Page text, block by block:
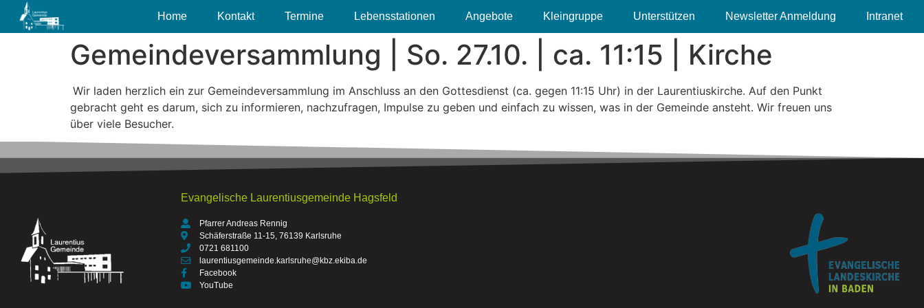
Home Kontakt Termine Lebensstationen Angebote Kleingruppe Unterstützen Newsletter Anmeldung Intranet
Gemeindeversammlung | So. 27.10. | ca. 11:15 | Kirche
Wir laden herzlich ein zur Gemeindeversammlung im Anschluss an den Gottesdienst (ca. gegen 11:15 Uhr) in der Laurentiuskirche. Auf den Punkt
gebracht geht es darum, sich zu informieren, nachzufragen, Impulse zu geben und einfach zu wissen, was in der Gemeinde ansteht. Wir freuen uns
über viele Besucher.
Evangelische Laurentiusgemeinde Hagsfeld
Pfarrer Andreas Rennig
Schäferstraße 11-15, 76139 Karlsruhe
0721 681100
laurentiusgemeinde.karlsruhe@kbz.ekiba.de
Facebook
YouTube